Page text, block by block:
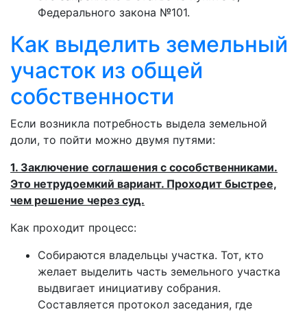
Федерального закона №101.
Как выделить земельный
участок из общей
собственности
Если возникла потребность выдела земельной
доли, то пойти можно двумя путями:
1. Заключение соглашения с сособственниками.
Это нетрудоемкий вариант. Проходит быстрее,
чем решение через суд.
Как проходит процесс:
Собираются владельцы участка. Тот, кто
желает выделить часть земельного участка
выдвигает инициативу собрания.
Составляется протокол заседания, где